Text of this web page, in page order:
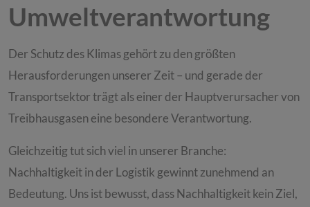
Umweltverantwortung
Der Schutz des Klimas gehört zu den größten
Herausforderungen unserer Zeit – und gerade der
Transportsektor trägt als einer der Hauptverursacher von
Treibhausgasen eine besondere Verantwortung.
Gleichzeitig tut sich viel in unserer Branche:
Nachhaltigkeit in der Logistik gewinnt zunehmend an
Bedeutung. Uns ist bewusst, dass Nachhaltigkeit kein Ziel,